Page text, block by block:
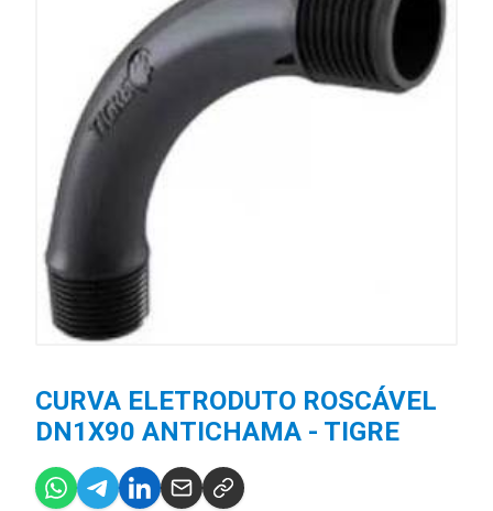
CURVA ELETRODUTO ROSCÁVEL
DN1X90 ANTICHAMA - TIGRE